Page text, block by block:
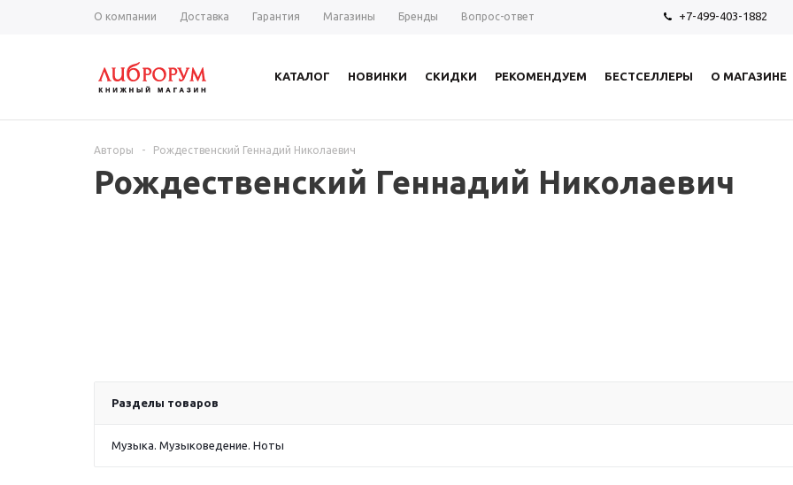
О компании Доставка Гарантия Магазины Бренды Вопрос-ответ +7-499-403-1882
КАТАЛОГ НОВИНКИ СКИДКИ РЕКОМЕНДУЕМ БЕСТСЕЛЛЕРЫ О МАГАЗИНЕ
Авторы - Рождественский Геннадий Николаевич
Рождественский Геннадий Николаевич
Разделы товаров
Музыка. Музыковедение. Ноты